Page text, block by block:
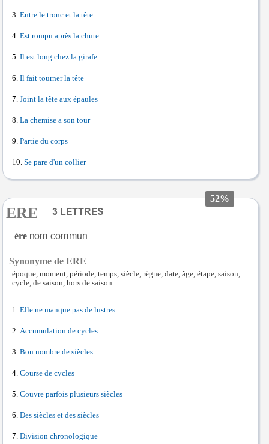
Entre le tronc et la tête
Est rompu après la chute
Il est long chez la girafe
Il fait tourner la tête
Joint la tête aux épaules
La chemise a son tour
Partie du corps
Se pare d'un collier
52%
ERE
ère
Synonyme de ERE
époque, moment, période, temps, siècle, règne, date, âge, étape, saison,
cycle, de saison, hors de saison.
Elle ne manque pas de lustres
Accumulation de cycles
Bon nombre de siècles
Course de cycles
Couvre parfois plusieurs siècles
Des siècles et des siècles
Division chronologique